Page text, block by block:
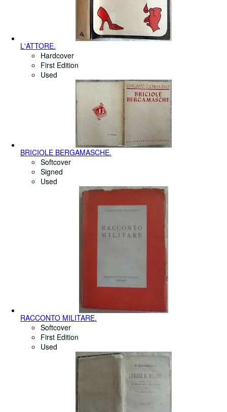
L'ATTORE.
Hardcover
First Edition
Used
BRICIOLE BERGAMASCHE.
Softcover
Signed
Used
RACCONTO MILITARE.
Softcover
First Edition
Used